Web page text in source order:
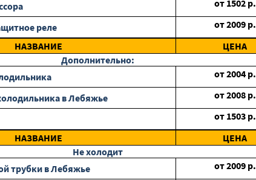
от 1502 р.
реле
от2009 р.
НАЗВАНИЕ
ЦЕНА
Дополнительно:
от2004 р.
в Лебяжье
от2008 р.
от 1503 р.
НАЗВАНИЕ
ЦЕНА
Не холодит
трубки в Лебяжье
от2009 р.